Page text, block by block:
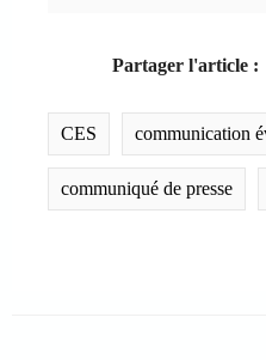
Partager l'article :
CES communication
communiqué de presse